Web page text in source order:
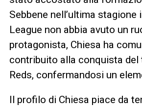
Sebbene nell’ultima stagione
League non abbia avuto un
protagonista, Chiesa ha
contribuito alla conquista
Reds, confermandosi un
Il profilo di Chiesa piace da